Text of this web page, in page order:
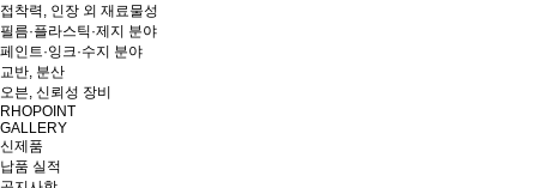
접착력, 인장 외 재료물성
필름·플라스틱·제지 분야
페인트·잉크·수지 분야
교반, 분산
오븐, 신뢰성 장비
RHOPOINT
GALLERY
신제품
납품 실적